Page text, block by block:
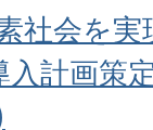
社会を
計画策